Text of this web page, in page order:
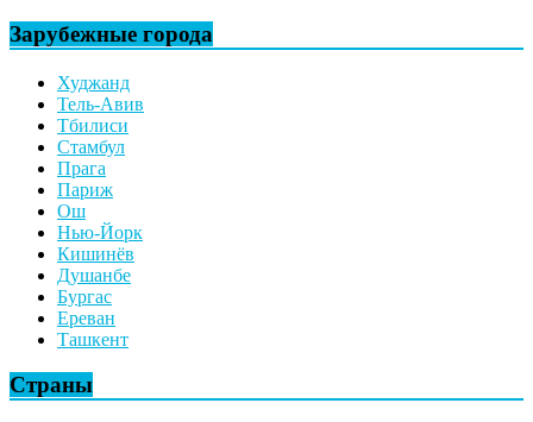
Зарубежные города
Худжанд
Тель-Авив
Тбилиси
Стамбул
Прага
Париж
Ош
Нью-Йорк
Кишинёв
Душанбе
Бургас
Ереван
Ташкент
Страны